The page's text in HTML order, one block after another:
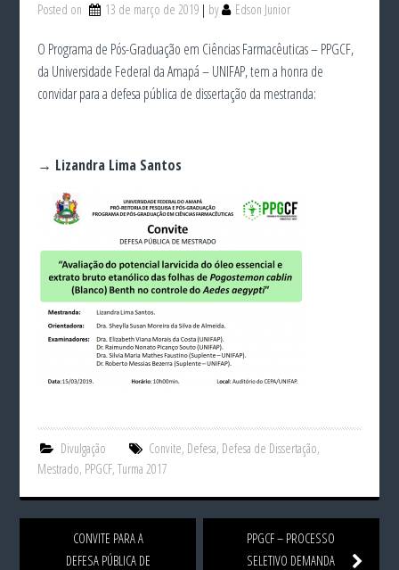
Posted on 13 de março de 2019 by Edson Junior
O Programa de Pós-Graduação em Ciências Farmacêuticas – PPGCF,
da Universidade Federal da Amapá – UNIFAP, tem a honra de
convidar para a defesa pública de dissertação da mestranda:
→ Lizandra Lima Santos
Divulgação Convite, Defesa, Defesa de Dissertação,
Mestrado, PPGCF,Turma 2017
CONVITE PARA A
DEFESA PÚBLICA DE
PPGCF – PROCESSO
SELETIVO DEMANDA